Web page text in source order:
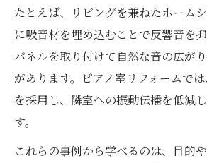
たとえば、リビングを兼ねたホーム
に吸音材を埋め込むことで反響音を
パネルを取り付けて自然な音の広が
があります。ピアノ室リフォームで
を採用し、隣室への振動伝播を低減
す。
これらの事例から学べるのは、目的